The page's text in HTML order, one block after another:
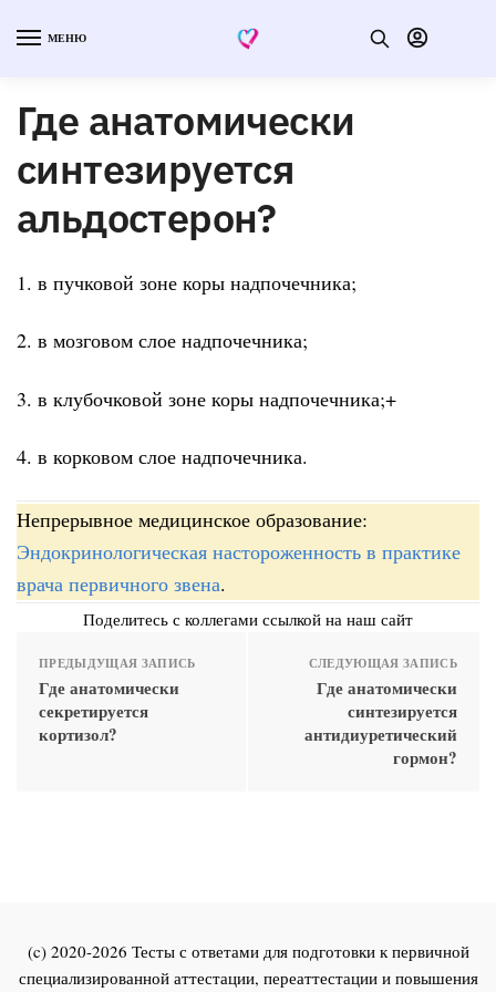
МЕНЮ
Где анатомически
синтезируется
альдостерон?
1. в пучковой зоне коры надпочечника;
2. в мозговом слое надпочечника;
3. в клубочковой зоне коры надпочечника;+
4. в корковом слое надпочечника.
Непрерывное медицинское образование:
Эндокринологическая настороженность в практике
врача первичного звена.
Поделитесь с коллегами ссылкой на наш сайт
ПРЕДЫДУЩАЯ ЗАПИСЬ
Где анатомически
секретируется
кортизол?
СЛЕДУЮЩАЯ ЗАПИСЬ
Где анатомически
синтезируется
антидиуретический
гормон?
(c) 2020-2026 Тесты с ответами для подготовки к первичной
специализированной аттестации, переаттестации и повышения